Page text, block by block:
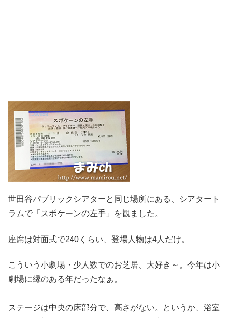
世田谷パブリックシアターと同じ場所にある、シアタート
ラムで「スポケーンの左手」を観ました。
座席は対面式で240くらい、登場人物は4人だけ。
こういう小劇場・少人数でのお芝居、大好き～。今年は小
劇場に縁のある年だったなぁ。
ステージは中央の床部分で、高さがない。というか、浴室